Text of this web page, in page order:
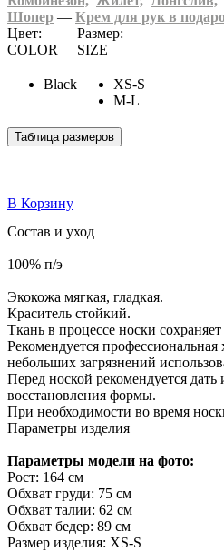
Шопер — Крем для рук в
Цвет:
COLOR
Black
Размер:
SIZE
XS-S
M-L
Таблица размеров
В Корзину
Состав и уход
100% п/э
Экокожа мягкая, гладкая.
Краситель стойкий.
Ткань в процессе носки
Рекомендуется
небольших загрязнений
Перед ноской рекомендуется дать
восстановления формы.
При необходимости во время
Параметры изделия
Параметры модели на фото:
Рост: 164 см
Обхват груди: 75 см
Обхват талии: 62 см
Обхват бедер: 89 см
Размер изделия: XS-S